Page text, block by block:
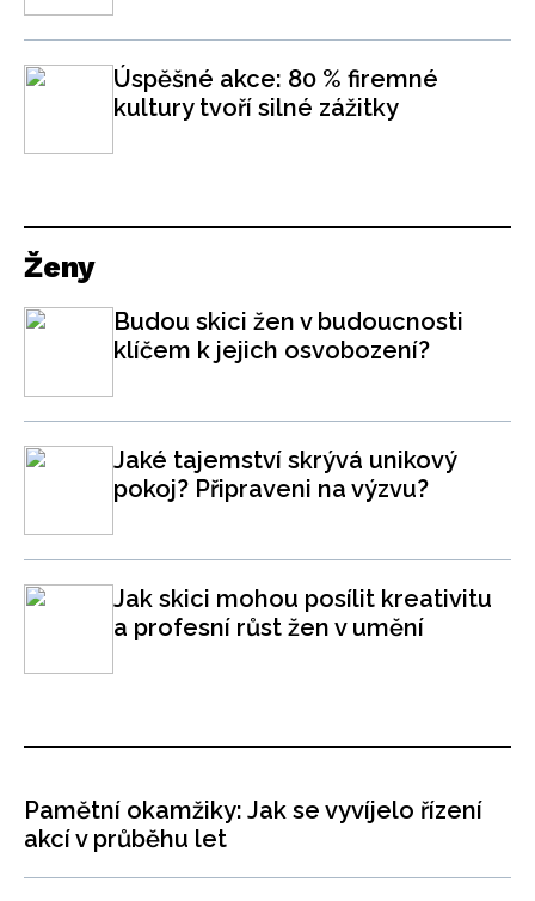
Úspěšné akce: 80 % firemné
kultury tvoří silné zážitky
Ženy
Budou skici žen v budoucnosti
klíčem k jejich osvobození?
Jaké tajemství skrývá unikový
pokoj? Připraveni na výzvu?
Jak skici mohou posílit kreativitu
a profesní růst žen v umění
Pamětní okamžiky: Jak se vyvíjelo řízení
akcí v průběhu let